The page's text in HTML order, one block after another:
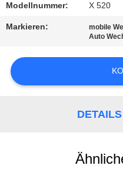
VERBINDUNG
FORDERN
SIE
Modellnummer: X 520
Markieren: mobile
Auto